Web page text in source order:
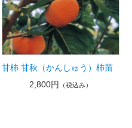
甘柿 甘秋（かんしゅう）柿苗
2,800円
（税込み）